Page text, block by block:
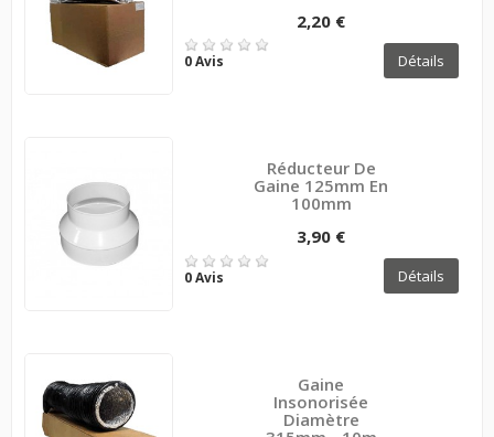
2,20 €
0 Avis Détails
Réducteur De
Gaine 125mm En
100mm
3,90 €
0 Avis Détails
Gaine
Insonorisée
Diamètre